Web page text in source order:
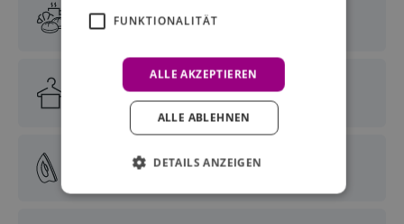
Frühstücksbuffet
Wäscheservice
Bügelservice
FUNKTIONALITÄT
ALLE AKZEPTIEREN
ALLE ABLEHNEN
DETAILS ANZEIGEN